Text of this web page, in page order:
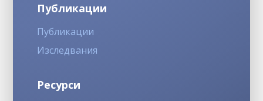
Публикации
Публикации
Изследвания
Ресурси